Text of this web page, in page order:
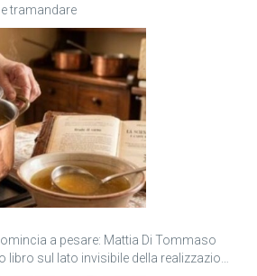
tramandare
a pesare: Mattia Di Tommaso
libro sul lato invisibile della realizzazione